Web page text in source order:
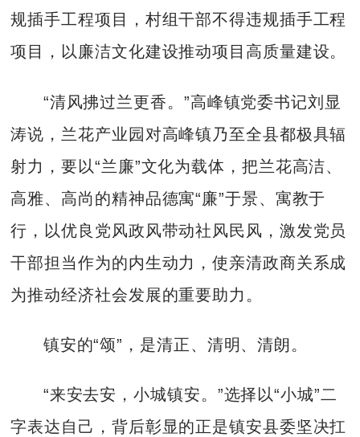
规插手工程项目，村组干部不得违规插手工程
项目，以廉洁文化建设推动项目高质量建设。
“清风拂过兰更香。”高峰镇党委书记刘显
涛说，兰花产业园对高峰镇乃至全县都极具辐
射力，要以“兰廉”文化为载体，把兰花高洁、
高雅、高尚的精神品德寓“廉”于景、寓教于
行，以优良党风政风带动社风民风，激发党员
干部担当作为的内生动力，使亲清政商关系成
为推动经济社会发展的重要助力。
镇安的“颂”，是清正、清明、清朗。
“来安去安，小城镇安。”选择以“小城”二
字表达自己，背后彰显的正是镇安县委坚决扛